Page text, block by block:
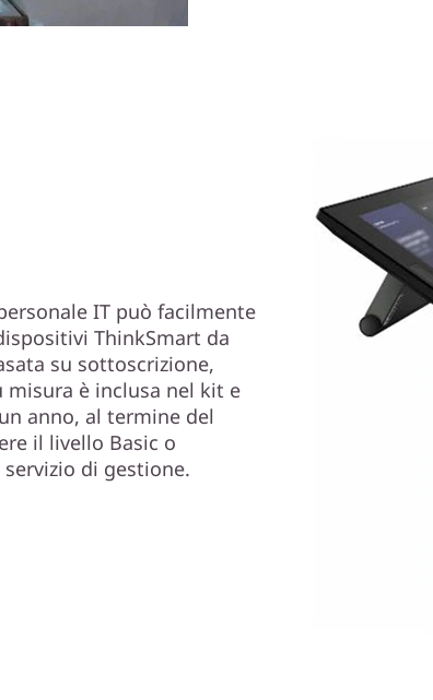
IT può facilmente
ThinkSmart da
su sottoscrizione,
misura è inclusa nel kit e
anno, al termine del
il livello Basic o
di gestione.